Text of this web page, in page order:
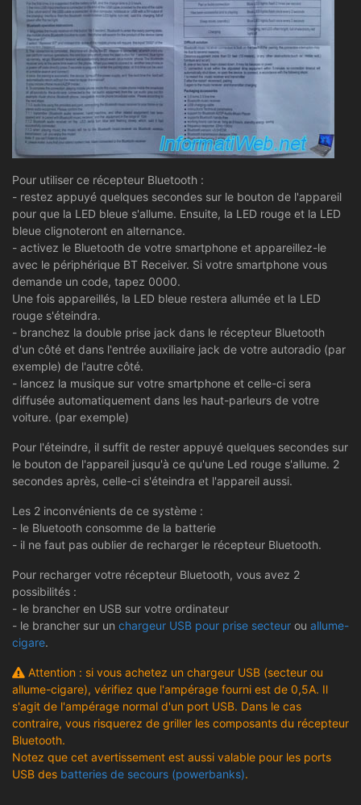
Pour utiliser ce récepteur Bluetooth :
- restez appuyé quelques secondes sur le bouton de l'appareil
pour que la LED bleue s'allume. Ensuite, la LED rouge et la LED
bleue clignoteront en alternance.
- activez le Bluetooth de votre smartphone et appareillez-le
avec le périphérique BT Receiver. Si votre smartphone vous
demande un code, tapez 0000.
Une fois appareillés, la LED bleue restera allumée et la LED
rouge s'éteindra.
- branchez la double prise jack dans le récepteur Bluetooth
d'un côté et dans l'entrée auxiliaire jack de votre autoradio (par
exemple) de l'autre côté.
- lancez la musique sur votre smartphone et celle-ci sera
diffusée automatiquement dans les haut-parleurs de votre
voiture. (par exemple)
Pour l'éteindre, il suffit de rester appuyé quelques secondes sur
le bouton de l'appareil jusqu'à ce qu'une Led rouge s'allume. 2
secondes après, celle-ci s'éteindra et l'appareil aussi.
Les 2 inconvénients de ce système :
- le Bluetooth consomme de la batterie
- il ne faut pas oublier de recharger le récepteur Bluetooth.
Pour recharger votre récepteur Bluetooth, vous avez 2
possibilités :
- le brancher en USB sur votre ordinateur
- le brancher sur un chargeur USB pour prise secteur ou allume-
cigare.
Attention : si vous achetez un chargeur USB (secteur ou
allume-cigare), vérifiez que l'ampérage fourni est de 0,5A. Il
s'agit de l'ampérage normal d'un port USB. Dans le cas
contraire, vous risquerez de griller les composants du récepteur
Bluetooth.
Notez que cet avertissement est aussi valable pour les ports
USB des batteries de secours (powerbanks).